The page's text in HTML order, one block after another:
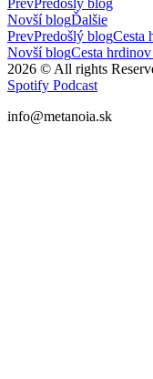
PrevPredošlý blog
Novší blogĎalšie
PrevPredošlý blogCesta
Novší blogCesta
2026 © All rights
Spotify Podcast
info@metanoia.sk